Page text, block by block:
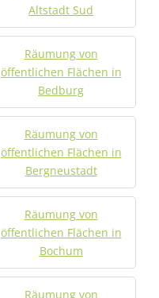
Altstadt Sud
Räumung von
öffentlichen Flächen in
Bedburg
Räumung von
öffentlichen Flächen in
Bergneustadt
Räumung von
öffentlichen Flächen in
Bochum
Räumung von